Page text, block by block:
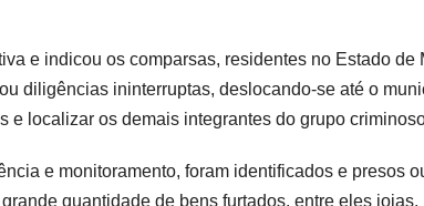
e indicou os comparsas, residentes no Estado de
diligências ininterruptas, deslocando-se até o
e localizar os demais integrantes do grupo
e monitoramento, foram identificados e presos
quantidade de bens furtados, entre eles joias,